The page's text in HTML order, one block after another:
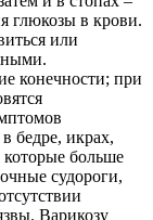
глюкозы в крови.
или
конечности; при
бедре, икрах,
больше
судороги,
Варикозу